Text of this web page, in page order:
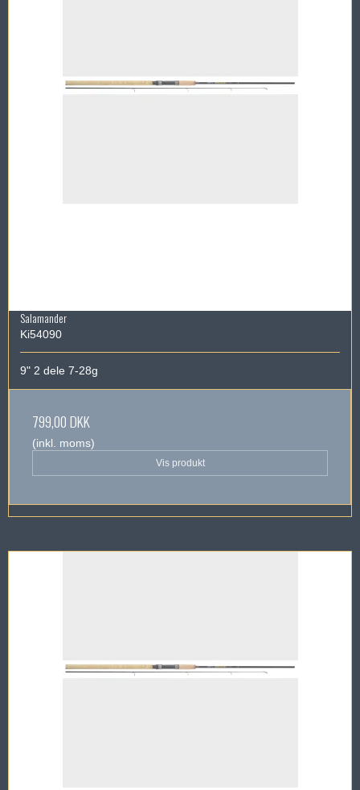
Salamander
Ki54090
9" 2 dele 7-28g
799,00 DKK
(inkl. moms)
Vis produkt